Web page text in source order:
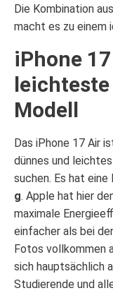
Die Kombination
macht es zu einem
iPhone
Modell
Das iPhone 17 Air
dünnes und
suchen. Es hat eine
g. Apple hat hier
maximale
einfacher als bei
Fotos vollkommen
sich hauptsächlich
Studierende und